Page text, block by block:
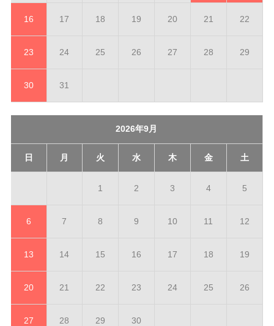
16 17 18 19 20 21 22
23 24 25 26 27 28 29
30 31
2026年9月
日 月 火 水 木 金 土
1 2 3 4 5
6 7 8 9 10 11 12
13 14 15 16 17 18 19
20 21 22 23 24 25 26
27 28 29 30